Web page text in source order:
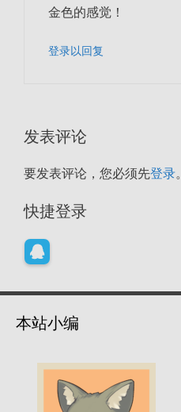
金色的感觉！
登录以回复
发表评论
要发表评论，您必须先登录。
快捷登录
本站小编